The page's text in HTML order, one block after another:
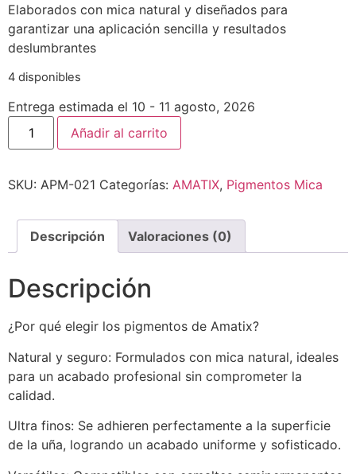
Elaborados con mica natural y diseñados para
garantizar una aplicación sencilla y resultados
deslumbrantes
4 disponibles
Entrega estimada el 10 - 11 agosto, 2026
Añadir al carrito
SKU: APM-021 Categorías: AMATIX, Pigmentos Mica
Descripción Valoraciones (0)
Descripción
¿Por qué elegir los pigmentos de Amatix?
Natural y seguro: Formulados con mica natural, ideales
para un acabado profesional sin comprometer la
calidad.
Ultra finos: Se adhieren perfectamente a la superficie
de la uña, logrando un acabado uniforme y sofisticado.